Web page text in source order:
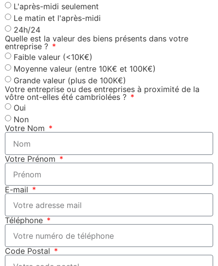
L'après-midi seulement
Le matin et l'après-midi
24h/24
Quelle est la valeur des biens présents dans votre
entreprise ?
Faible valeur (<10K€)
Moyenne valeur (entre 10K€ et 100K€)
Grande valeur (plus de 100K€)
Votre entreprise ou des entreprises à proximité de la
vôtre ont-elles été cambriolées ?
Oui
Non
Votre Nom
Votre Prénom
E-mail
Téléphone
Code Postal